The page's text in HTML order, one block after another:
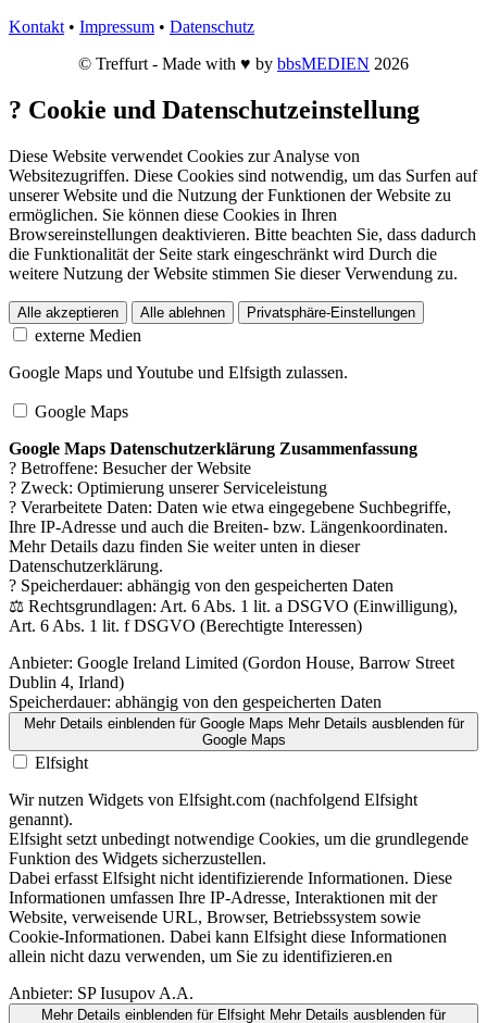
Kontakt • Impressum • Datenschutz
© Treffurt - Made with ♥ by bbsMEDIEN 2026
? Cookie und Datenschutzeinstellung
Diese Website verwendet Cookies zur Analyse von
Websitezugriffen. Diese Cookies sind notwendig, um das Surfen auf
unserer Website und die Nutzung der Funktionen der Website zu
ermöglichen. Sie können diese Cookies in Ihren
Browsereinstellungen deaktivieren. Bitte beachten Sie, dass dadurch
die Funktionalität der Seite stark eingeschränkt wird Durch die
weitere Nutzung der Website stimmen Sie dieser Verwendung zu.
Alle akzeptieren Alle ablehnen Privatsphäre-Einstellungen
externe Medien
Google Maps und Youtube und Elfsigth zulassen.
Google Maps
Google Maps Datenschutzerklärung Zusammenfassung
? Betroffene: Besucher der Website
? Zweck: Optimierung unserer Serviceleistung
? Verarbeitete Daten: Daten wie etwa eingegebene Suchbegriffe,
Ihre IP-Adresse und auch die Breiten- bzw. Längenkoordinaten.
Mehr Details dazu finden Sie weiter unten in dieser
Datenschutzerklärung.
? Speicherdauer: abhängig von den gespeicherten Daten
⚖️ Rechtsgrundlagen: Art. 6 Abs. 1 lit. a DSGVO (Einwilligung),
Art. 6 Abs. 1 lit. f DSGVO (Berechtigte Interessen)
Anbieter: Google Ireland Limited (Gordon House, Barrow Street
Dublin 4, Irland)
Speicherdauer: abhängig von den gespeicherten Daten
Mehr Details einblendenfür Google Maps Mehr Details ausblendenfür
Google Maps
Elfsight
Wir nutzen Widgets von Elfsight.com (nachfolgend Elfsight
genannt).
Elfsight setzt unbedingt notwendige Cookies, um die grundlegende
Funktion des Widgets sicherzustellen.
Dabei erfasst Elfsight nicht identifizierende Informationen. Diese
Informationen umfassen Ihre IP-Adresse, Interaktionen mit der
Website, verweisende URL, Browser, Betriebssystem sowie
Cookie-Informationen. Dabei kann Elfsight diese Informationen
allein nicht dazu verwenden, um Sie zu identifizieren.en
Anbieter: SP Iusupov A.A.
Mehr Details einblenden für Elfsight Mehr Details ausblenden für